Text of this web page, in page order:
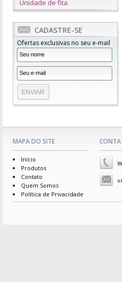
Unidade de fita
CADASTRE-SE
Ofertas exclusivas no seu e-mail
MAPA DO SITE
Início
Produtos
Contato
Quem Somos
Política de Privacidade